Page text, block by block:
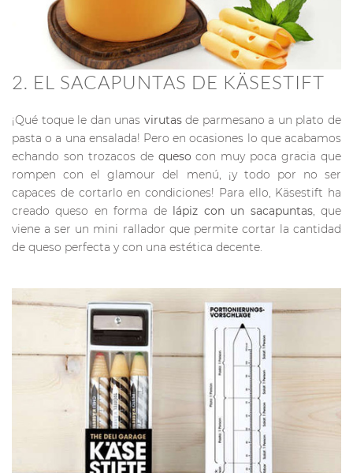
2. EL SACAPUNTAS DE KÄSESTIFT
¡Qué toque le dan unas virutasde parmesano a un plato de
pasta o a una ensalada! Pero en ocasiones lo que acabamos
echando son trozacos de queso con muy poca gracia que
rompen con el glamour del menú, ¡y todo por no ser
capaces de cortarlo en condiciones! Para ello, Käsestift ha
creado queso en forma de lápiz con un sacapuntas, que
viene a ser un mini rallador que permite cortar la cantidad
de queso perfecta y con una estética decente.